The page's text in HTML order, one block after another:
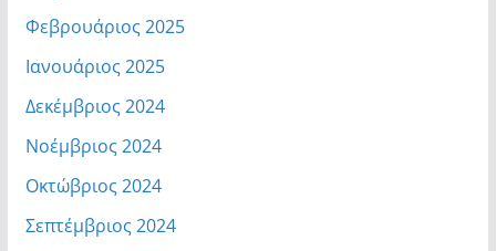
Φεβρουάριος 2025
Ιανουάριος 2025
Δεκέμβριος 2024
Νοέμβριος 2024
Οκτώβριος 2024
Σεπτέμβριος 2024